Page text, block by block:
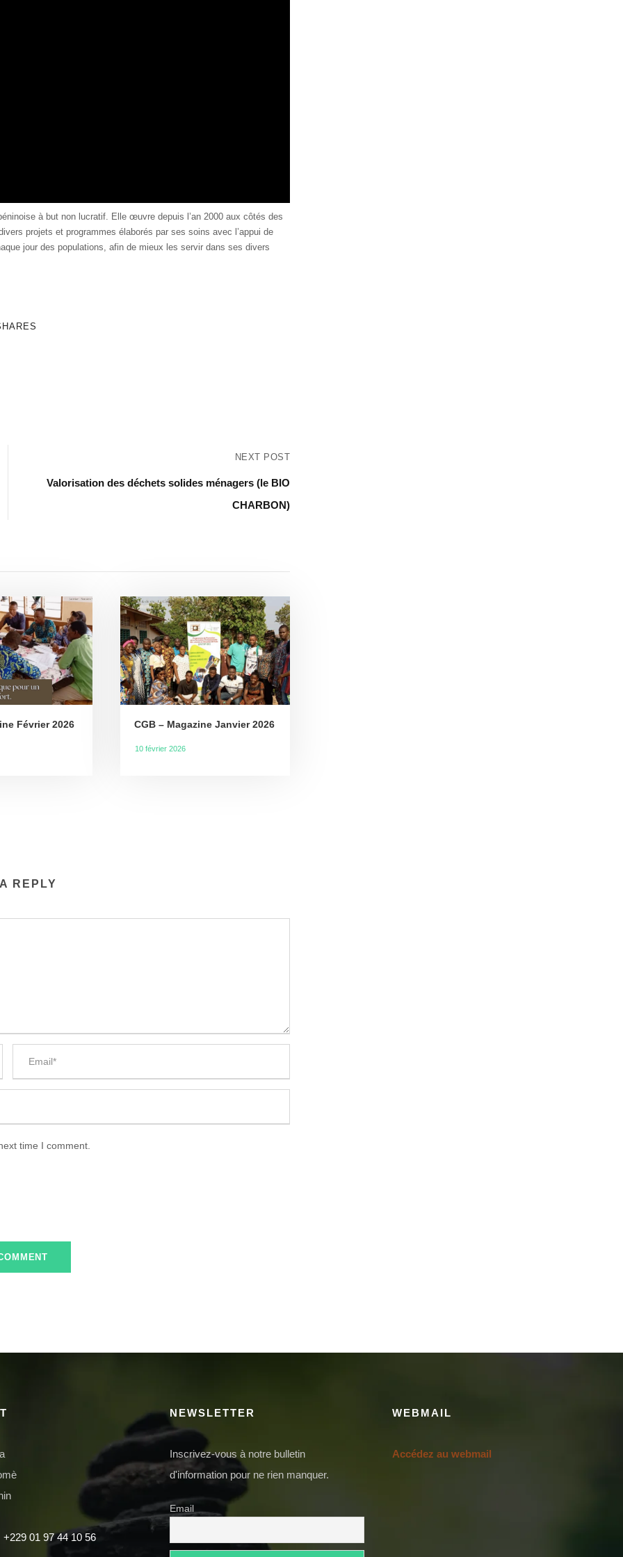
à but non lucratif. Elle œuvre depuis l’an 2000 aux côtés des
projets et programmes élaborés par ses soins avec l’appui de
jour des populations, afin de mieux les servir dans ses divers
NEXT POST
Valorisation des déchets solides ménagers (le BIO
CHARBON)
Février 2026 CGB – Magazine Janvier 2026
10 février 2026
REPLY
time I comment.
01 97 44 10 56
NEWSLETTER
Inscrivez-vous à notre bulletin
d'information pour ne rien manquer.
Email
WEBMAIL
Accédez au webmail